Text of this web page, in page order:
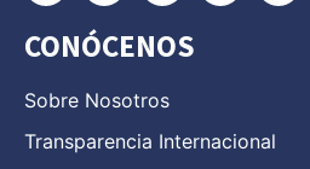
CONÓCENOS
Sobre Nosotros
Transparencia Internacional